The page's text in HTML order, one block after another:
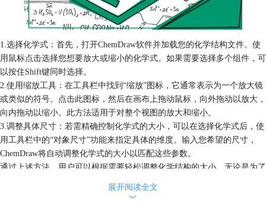
1.选择化学式：首先，打开ChemDraw软件并加载您的化学结构文件。使
用鼠标点击选择您想要放大或缩小的化学式。如果需要选择多个组件，可
以按住Shift键同时选择。
2.使用缩放工具：在工具栏中找到“缩放”图标，它通常表示为一个放大镜
或类似的符号。点击此图标，然后在画布上拖动鼠标，向外拖动以放大，
向内拖动以缩小。此方法适用于对整个视图的放大和缩小。
3.调整具体尺寸：若需精确控制化学式的大小，可以在选择化学式后，使
用工具栏中的“对象尺寸”功能来指定具体的维度。输入您希望的尺寸，
ChemDraw将自动调整化学式的大小以匹配这些参数。
通过上述方法，用户可以根据需要轻松调整化学结构的大小，无论是为了
更好的视觉呈现还是为了符合出版标准。
二、ChemDraw中化学式的透明度调整
展开阅读全文
︾